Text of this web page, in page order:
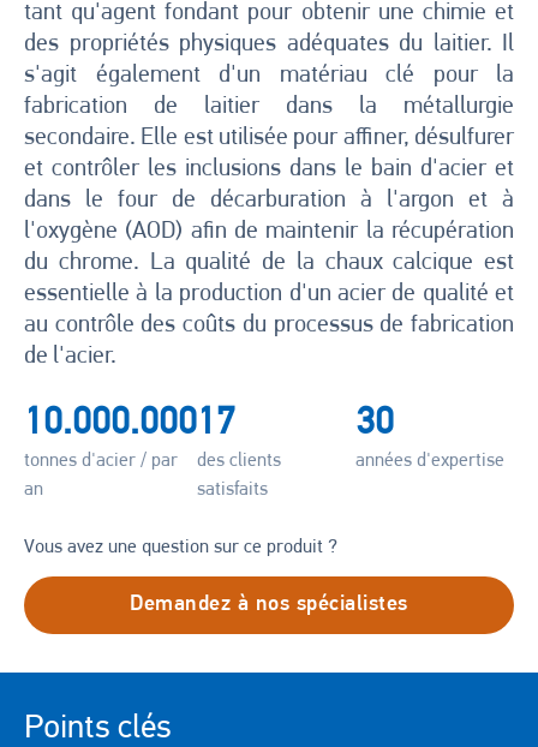
tant qu'agent fondant pour obtenir une chimie et
des propriétés physiques adéquates du laitier. Il
s'agit également d'un matériau clé pour la
fabrication de laitier dans la métallurgie
secondaire. Elle est utilisée pour affiner, désulfurer
et contrôler les inclusions dans le bain d'acier et
dans le four de décarburation à l'argon et à
l'oxygène (AOD) afin de maintenir la récupération
du chrome. La qualité de la chaux calcique est
essentielle à la production d'un acier de qualité et
au contrôle des coûts du processus de fabrication
de l'acier.
10.000.000
tonnes d'acier / par
an
17
des clients
satisfaits
30
années d'expertise
Vous avez une question sur ce produit ?
Demandez à nos spécialistes
Points clés